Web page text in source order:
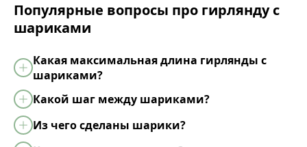
Популярные вопросы про гирлянду с
шариками
Какая максимальная длина гирлянды с
шариками?
Какой шаг между шариками?
Из чего сделаны шарики?